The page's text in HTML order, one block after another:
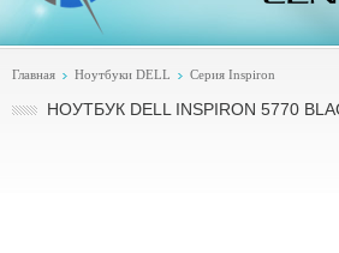
Главная Ноутбуки DELL Серия Inspiron
НОУТБУК DELL INSPIRON 5770